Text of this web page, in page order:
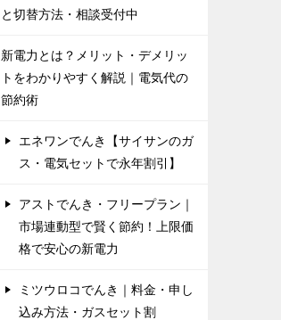
と切替方法・相談受付中
新電力とは？メリット・デメリッ
トをわかりやすく解説｜電気代の
節約術
エネワンでんき【サイサンのガ
ス・電気セットで永年割引】
アストでんき・フリープラン｜
市場連動型で賢く節約！上限価
格で安心の新電力
ミツウロコでんき｜料金・申し
込み方法・ガスセット割